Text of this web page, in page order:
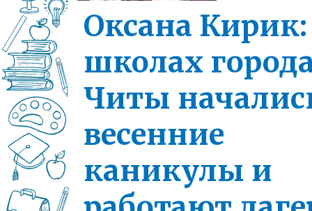
Оксана
школах
Читы
весенние
каникулы и